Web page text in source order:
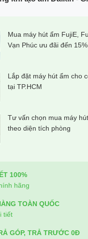
Mua máy hút ẩm FujiE,
Vạn Phúc ưu đãi đến 15%
Lắp đặt máy hút ẩm cho
tại TP.HCM
Tư vấn chọn mua máy
theo diện tích phòng
100%
hãng
TOÀN QUỐC
tiết
GÓP, TRẢ TRƯỚC 0Đ